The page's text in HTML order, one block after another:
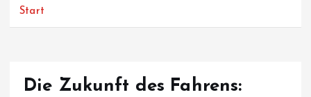
Start
Die Zukunft des Fahrens: